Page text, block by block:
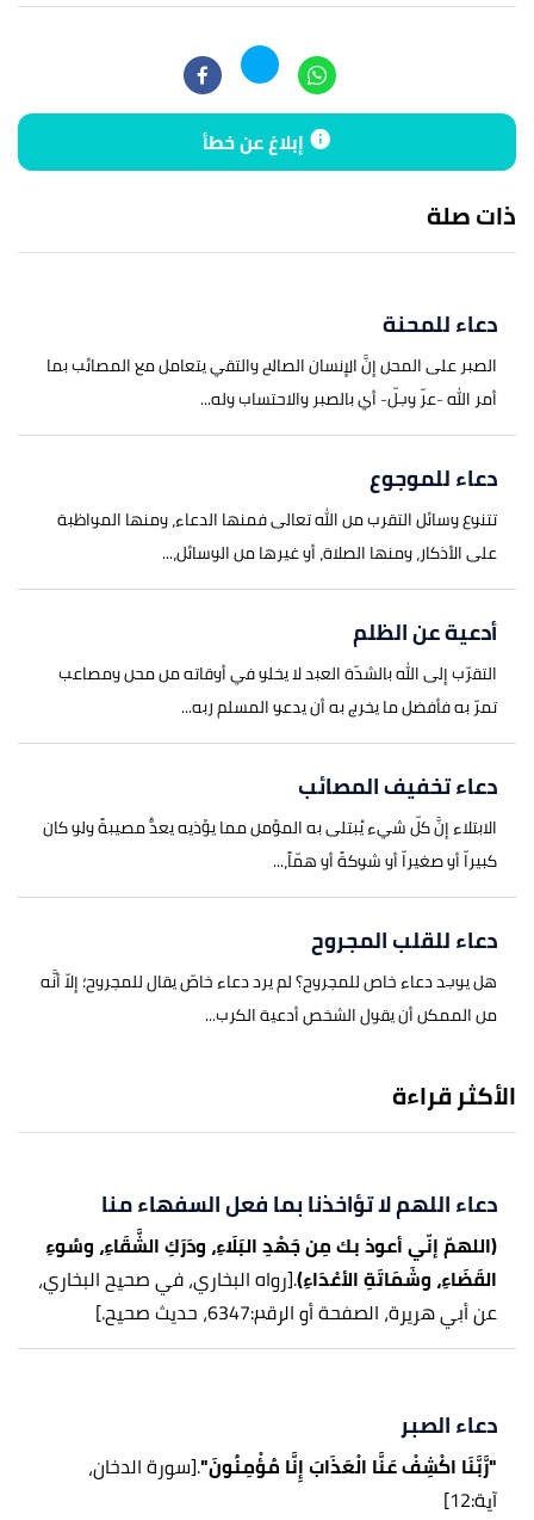
"المؤمنون بين اليأس
والأمل"،الألوكة، اطّلع عليه بتاريخ 6/2/2021.
↑سورة الشرح، آية:5 6
إبلاغ عن خطأ
ذات صلة
دعاء للمحنة
الصبر على المحن إنَّ الإنسان الصالح والتقي يتعامل مع المصائب بما
أمر الله -عزّ وجلّ- أي بالصبر والاحتساب وله...
دعاء للموجوع
تتنوع وسائل التقرب من الله تعالى فمنها الدعاء، ومنها المواظبة
على الأذكار، ومنها الصلاة، أو غيرها من الوسائل،...
أدعية عن الظلم
التقرّب إلى الله بالشدّة العبد لا يخلو في أوقاته من محن ومصاعب
تمرّ به فأفضل ما يخرج به أن يدعو المسلم ربه...
دعاء تخفيف المصائب
الابتلاء إنَّ كلّ شيء يُبتلى به المؤمن مما يؤذيه يعدُّ مصيبةً ولو كان
كبيراّ أو صغيراّ أو شوكةً أو همّاً،...
دعاء للقلب المجروح
هل يوجد دعاء خاص للمجروح؟ لم يرد دعاء خاصّ يقال للمجروح؛ إلاّ أنَّه
من الممكن أن يقول الشخص أدعية الكرب...
الأكثر قراءة
دعاء اللهم لا تؤاخذنا بما فعل السفهاء منا
(اللهمّ إنّي أعوذ بك مِن جَهْدِ البَلَاءِ، ودَرَكِ الشَّقَاءِ، وسُوءِ
القَضَاءِ، وشَمَاتَةِ الأعْدَاءِ).[رواه البخاري، في صحيح البخاري،
عن أبي هريرة، الصفحة أو الرقم:6347، حديث صحيح.]
دعاء الصبر
"رَّبَّنَا اكْشِفْ عَنَّا الْعَذَابَ إِنَّا مُؤْمِنُونَ".[سورة الدخان،
آية:12]